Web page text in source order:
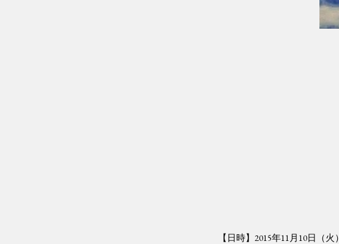
【日時】2015年11月10日（火）